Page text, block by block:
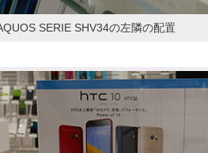
SERIE SHV34の左隣の配置